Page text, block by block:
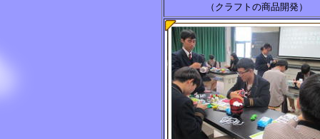
（クラフトの商品開発）